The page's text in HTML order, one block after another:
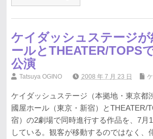
ケイダッシュステージが
ールとTHEATER/TOPS
公演
Tatsuya OGINO 2008 年 7 月 23 日
ケイダッシュステージ（本拠地・東京都
國屋ホール（東京・新宿）とTHEATER/
宿）の2劇場で同時進行する作品を、7月
している。観客が移動するのではなく、